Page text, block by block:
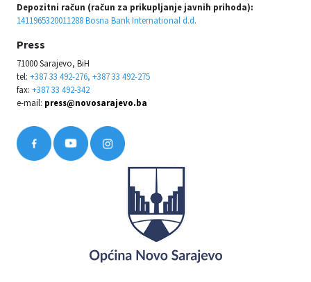
Depozitni račun (račun za prikupljanje javnih prihoda):
1411965320011288 Bosna Bank International d.d.
Press
71000 Sarajevo, BiH
tel: +387 33 492-276, +387 33 492-275
fax: +387 33 492-342
e-mail: press@novosarajevo.ba